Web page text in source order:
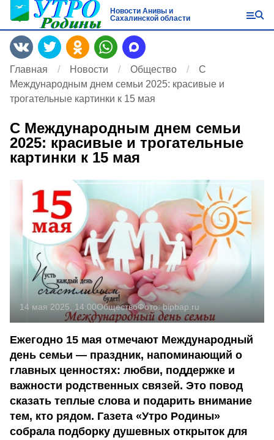
Новости Анивы и
Сахалинской области
Главная Новости Общество
С
Международным днем семьи 2025: красивые и
трогательные картинки к 15 мая
С Международным днем семьи
2025: красивые и трогательные
картинки к 15 мая
14 мая 2025, 14:00ОбществоФото:bipbap.ru
Ежегодно 15 мая отмечают Международный
день семьи — праздник, напоминающий о
главных ценностях: любви, поддержке и
важности родственных связей. Это повод
сказать теплые слова и подарить внимание
тем, кто рядом. Газета «Утро Родины»
собрала подборку душевных открыток для